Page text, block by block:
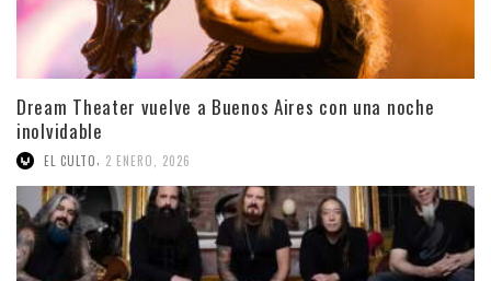
Dream Theater vuelve a Buenos Aires con una noche
inolvidable
EL CULTO 2 ENERO, 2026